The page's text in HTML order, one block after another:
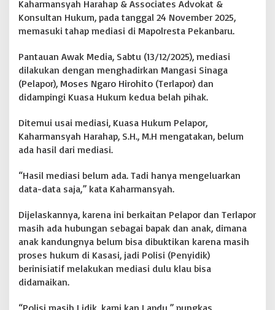
o
r
a
r
p
A
H
T
k
n
v
e
n
s
i
Kaharmansyah Harahap & Associates Advokat &
Konsultan Hukum, pada tanggal 24 November 2025,
memasuki tahap mediasi di Mapolresta Pekanbaru.
Pantauan Awak Media, Sabtu (13/12/2025), mediasi
dilakukan dengan menghadirkan Mangasi Sinaga
(Pelapor), Moses Ngaro Hirohito (Terlapor) dan
didampingi Kuasa Hukum kedua belah pihak.
Ditemui usai mediasi, Kuasa Hukum Pelapor,
Kaharmansyah Harahap, S.H., M.H mengatakan, belum
ada hasil dari mediasi.
“Hasil mediasi belum ada. Tadi hanya mengeluarkan
data-data saja,” kata Kaharmansyah.
Dijelaskannya, karena ini berkaitan Pelapor dan Terlapor
masih ada hubungan sebagai bapak dan anak, dimana
anak kandungnya belum bisa dibuktikan karena masih
proses hukum di Kasasi, jadi Polisi (Penyidik)
berinisiatif melakukan mediasi dulu klau bisa
didamaikan.
“Polisi masih Lidik, kami kan Lapdu,” pungkas